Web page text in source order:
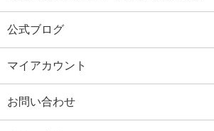
公式ブログ
マイアカウント
お問い合わせ